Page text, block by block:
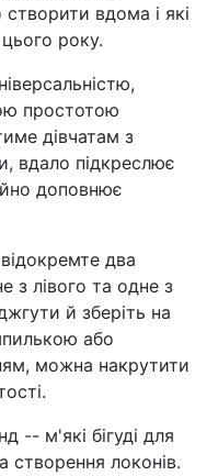
вдома і які
року.
простотою
дівчатам з
вдало підкреслює
доповнює
два
з лівого та одне з
й зберіть на
або
можна накрутити
-- м'які бігуді для
створення локонів.